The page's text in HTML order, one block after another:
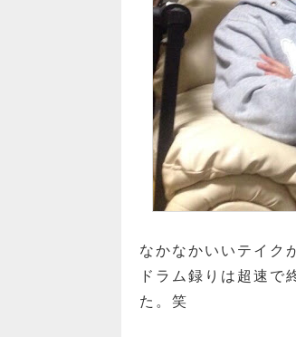
なかなかいいテイク
ドラム録りは超速で
た。笑